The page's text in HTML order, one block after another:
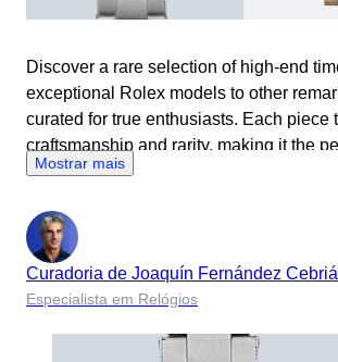
Discover a rare selection of high-end
exceptional Rolex models to other
curated for true enthusiasts. Each piece
craftsmanship and rarity, making it the
gift — or keep — this Christmas.
Mostrar mais
Curadoria de Joaquín Fernández
Especialista em Relógios